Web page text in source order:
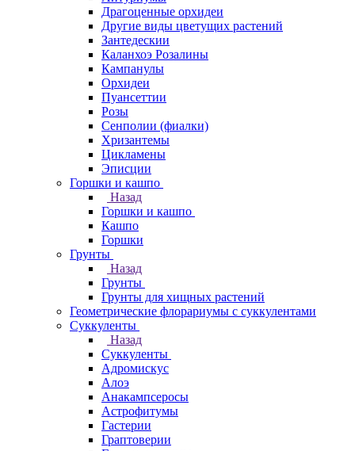
Драгоценные орхидеи
Другие виды цветущих растений
Зантедескии
Каланхоэ Розалины
Кампанулы
Орхидеи
Пуансеттии
Розы
Сенполии (фиалки)
Хризантемы
Цикламены
Эписции
Горшки и кашпо
Назад
Горшки и кашпо
Кашпо
Горшки
Грунты
Назад
Грунты
Грунты для хищных растений
Геометрические флорариумы с суккулентами
Суккуленты
Назад
Суккуленты
Адромискус
Алоэ
Анакампсеросы
Астрофитумы
Гастерии
Граптоверии